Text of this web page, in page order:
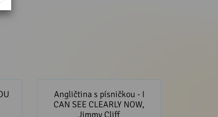
SEE CLEARLY NOW, Jimmy Cliff
Angličtina s písničkou - I
CAN SEE CLEARLY NOW,
Jimmy Cliff